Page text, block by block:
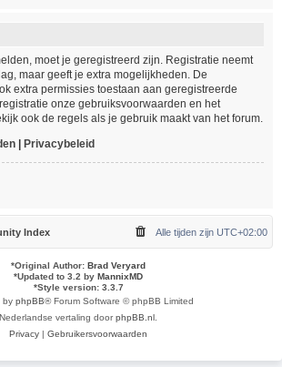
moet je geregistreerd zijn. Registratie neemt
maar geeft je extra mogelijkheden. De
extra permissies toestaan aan geregistreerde
onze gebruiksvoorwaarden en het
ook de regels als je gebruik maakt van het forum.
| Privacybeleid
Index Alle tijden zijn UTC+02:00
*Original Author: Brad Veryard
*Updated to 3.2 by MannixMD
*Style version: 3.3.7
by phpBB® Forum Software © phpBB Limited
Nederlandse vertaling doorphpBB.nl
Privacy | Gebruikersvoorwaarden